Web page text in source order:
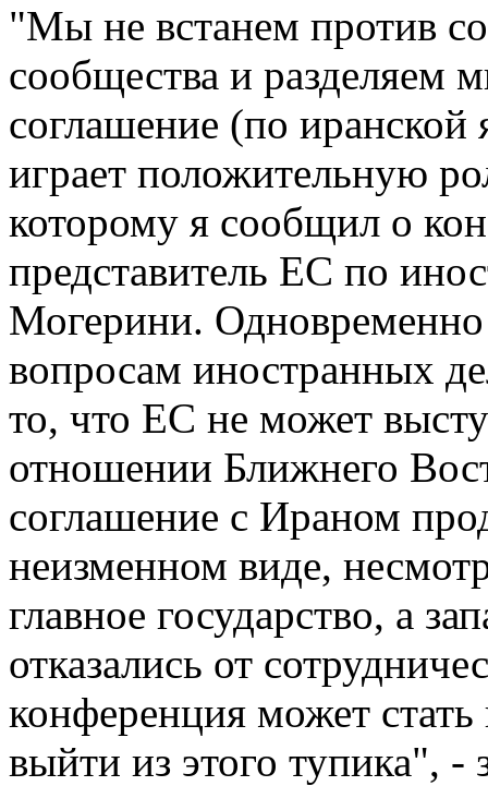
"Мы не встанем против
сообщества и разделяем
соглашение (по
играет положительную
которому я сообщил о
представитель ЕС по
Могерини. Одновременно
вопросам иностранных
то, что ЕС не может
отношении Ближнего
соглашение с Ираном
неизменном виде,
главное государство, а
отказались от
конференция может
выйти из этого тупика", -